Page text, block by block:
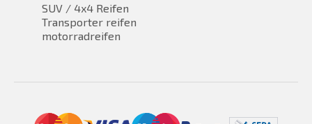
SUV / 4x4 Reifen
Transporter reifen
motorradreifen